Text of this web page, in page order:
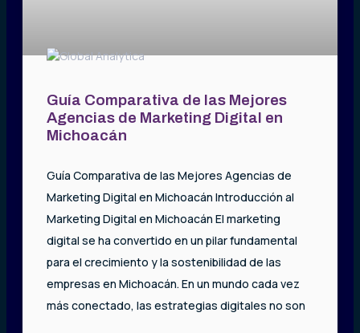
Guía Comparativa de las Mejores
Agencias de Marketing Digital en
Michoacán
Guía Comparativa de las Mejores Agencias de
Marketing Digital en Michoacán Introducción al
Marketing Digital en Michoacán El marketing
digital se ha convertido en un pilar fundamental
para el crecimiento y la sostenibilidad de las
empresas en Michoacán. En un mundo cada vez
más conectado, las estrategias digitales no son